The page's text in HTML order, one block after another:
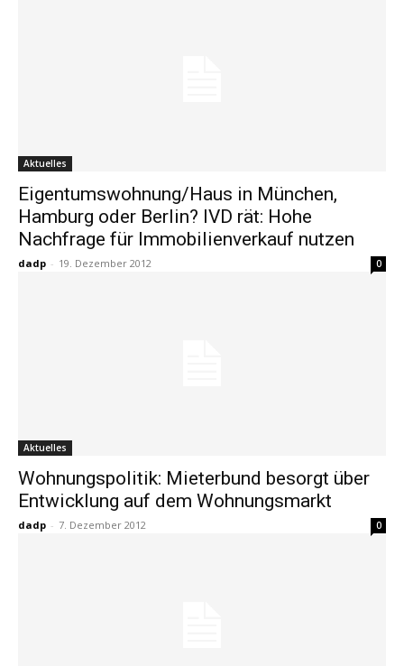
Aktuelles
Eigentumswohnung/Haus in München,
Hamburg oder Berlin? IVD rät: Hohe
Nachfrage für Immobilienverkauf nutzen
dadp - 19. Dezember 2012 0
Aktuelles
Wohnungspolitik: Mieterbund besorgt über
Entwicklung auf dem Wohnungsmarkt
dadp - 7. Dezember 2012 0